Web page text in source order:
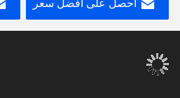
احصل على أفضل سعر